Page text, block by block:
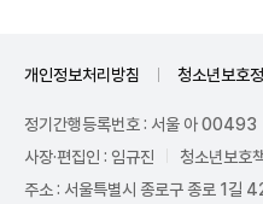
개인정보처리방침 청소년보호
정기간행등록번호 : 서울 아 00493
사장·편집인 : 임규진
청소년보호
주소 : 서울특별시 종로구 종로 1길